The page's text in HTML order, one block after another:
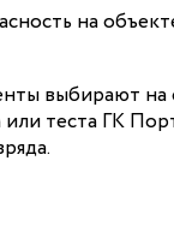
на
выбирают на
теста ГК